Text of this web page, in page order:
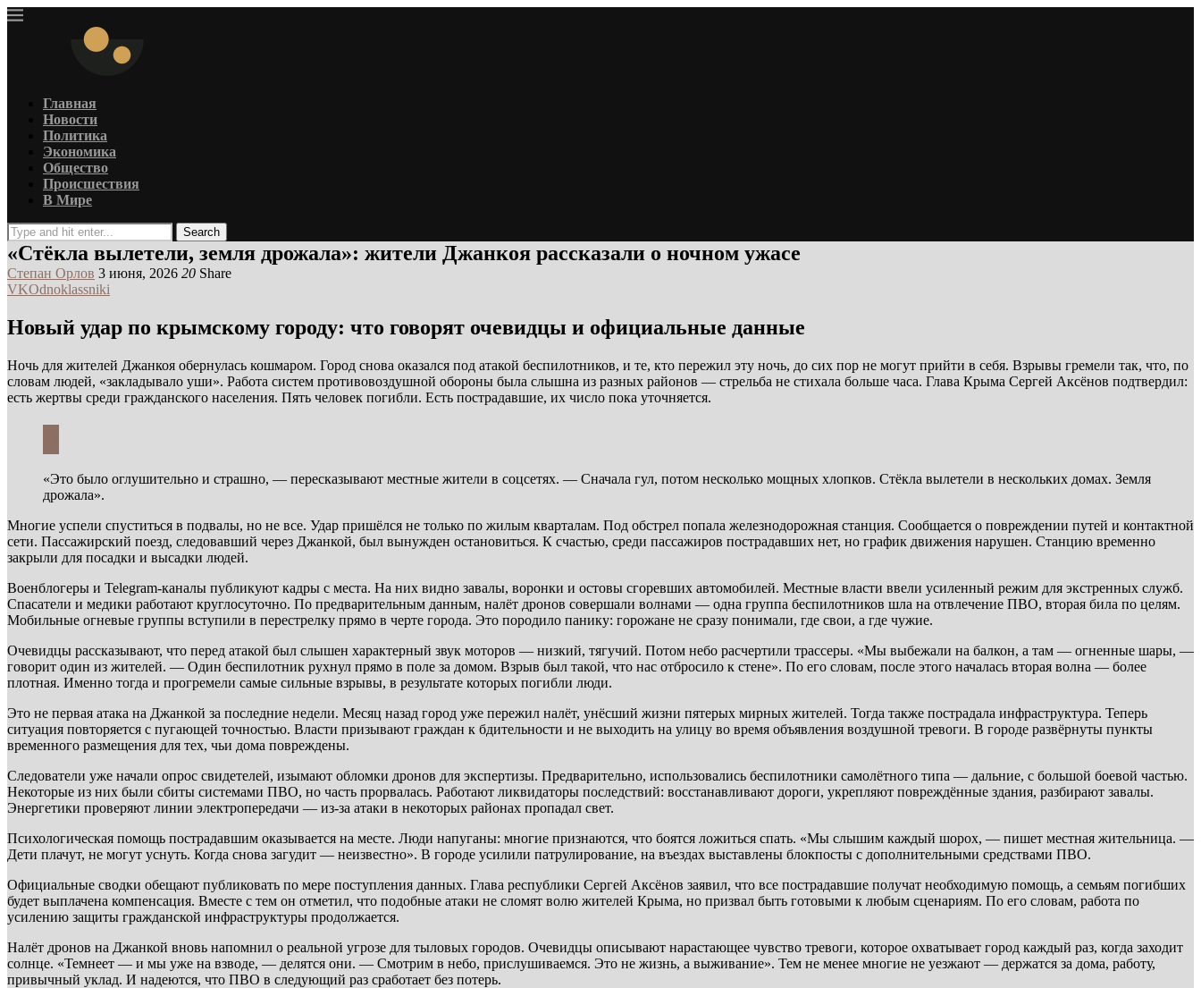
Главная
Новости
Политика
Экономика
Общество
Происшествия
В Мире
Search
«Стёкла вылетели, земля дрожала»: жители Джанкоя рассказали о ночном ужасе
Степан Орлов 3 июня, 2026 20 Share
VKOdnoklassniki
Новый удар по крымскому городу: что говорят очевидцы и официальные данные
Ночь для жителей Джанкоя обернулась кошмаром. Город снова оказался под атакой беспилотников, и те, кто пережил эту ночь, до сих пор не могут прийти в себя. Взрывы гремели так, что, по
словам людей, «закладывало уши». Работа систем противовоздушной обороны была слышна из разных районов — стрельба не стихала больше часа. Глава Крыма Сергей Аксёнов подтвердил:
есть жертвы среди гражданского населения. Пять человек погибли. Есть пострадавшие, их число пока уточняется.
«Это было оглушительно и страшно, — пересказывают местные жители в соцсетях. — Сначала гул, потом несколько мощных хлопков. Стёкла вылетели в нескольких домах. Земля
дрожала».
Многие успели спуститься в подвалы, но не все. Удар пришёлся не только по жилым кварталам. Под обстрел попала железнодорожная станция. Сообщается о повреждении путей и контактной
сети. Пассажирский поезд, следовавший через Джанкой, был вынужден остановиться. К счастью, среди пассажиров пострадавших нет, но график движения нарушен. Станцию временно
закрыли для посадки и высадки людей.
Военблогеры и Telegram-каналы публикуют кадры с места. На них видно завалы, воронки и остовы сгоревших автомобилей. Местные власти ввели усиленный режим для экстренных служб.
Спасатели и медики работают круглосуточно. По предварительным данным, налёт дронов совершали волнами — одна группа беспилотников шла на отвлечение ПВО, вторая била по целям.
Мобильные огневые группы вступили в перестрелку прямо в черте города. Это породило панику: горожане не сразу понимали, где свои, а где чужие.
Очевидцы рассказывают, что перед атакой был слышен характерный звук моторов — низкий, тягучий. Потом небо расчертили трассеры. «Мы выбежали на балкон, а там — огненные шары, —
говорит один из жителей. — Один беспилотник рухнул прямо в поле за домом. Взрыв был такой, что нас отбросило к стене». По его словам, после этого началась вторая волна — более
плотная. Именно тогда и прогремели самые сильные взрывы, в результате которых погибли люди.
Это не первая атака на Джанкой за последние недели. Месяц назад город уже пережил налёт, унёсший жизни пятерых мирных жителей. Тогда также пострадала инфраструктура. Теперь
ситуация повторяется с пугающей точностью. Власти призывают граждан к бдительности и не выходить на улицу во время объявления воздушной тревоги. В городе развёрнуты пункты
временного размещения для тех, чьи дома повреждены.
Следователи уже начали опрос свидетелей, изымают обломки дронов для экспертизы. Предварительно, использовались беспилотники самолётного типа — дальние, с большой боевой частью.
Некоторые из них были сбиты системами ПВО, но часть прорвалась. Работают ликвидаторы последствий: восстанавливают дороги, укрепляют повреждённые здания, разбирают завалы.
Энергетики проверяют линии электропередачи — из-за атаки в некоторых районах пропадал свет.
Психологическая помощь пострадавшим оказывается на месте. Люди напуганы: многие признаются, что боятся ложиться спать. «Мы слышим каждый шорох, — пишет местная жительница. —
Дети плачут, не могут уснуть. Когда снова загудит — неизвестно». В городе усилили патрулирование, на въездах выставлены блокпосты с дополнительными средствами ПВО.
Официальные сводки обещают публиковать по мере поступления данных. Глава республики Сергей Аксёнов заявил, что все пострадавшие получат необходимую помощь, а семьям погибших
будет выплачена компенсация. Вместе с тем он отметил, что подобные атаки не сломят волю жителей Крыма, но призвал быть готовыми к любым сценариям. По его словам, работа по
усилению защиты гражданской инфраструктуры продолжается.
Налёт дронов на Джанкой вновь напомнил о реальной угрозе для тыловых городов. Очевидцы описывают нарастающее чувство тревоги, которое охватывает город каждый раз, когда заходит
солнце. «Темнеет — и мы уже на взводе, — делятся они. — Смотрим в небо, прислушиваемся. Это не жизнь, а выживание». Тем не менее многие не уезжают — держатся за дома, работу,
привычный уклад. И надеются, что ПВО в следующий раз сработает без потерь.